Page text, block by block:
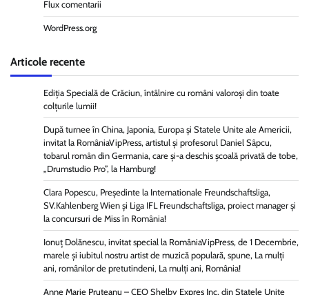
Flux comentarii
WordPress.org
Articole recente
Ediția Specială de Crăciun, întâlnire cu români valoroși din toate
colțurile lumii!
După turnee în China, Japonia, Europa și Statele Unite ale Americii,
invitat la RomâniaVipPress, artistul și profesorul Daniel Sâpcu,
tobarul român din Germania, care și-a deschis școală privată de tobe,
„Drumstudio Pro”, la Hamburg!
Clara Popescu, Președinte la Internationale Freundschaftsliga,
SV.Kahlenberg Wien şi Liga IFL Freundschaftsliga, proiect manager și
la concursuri de Miss în România!
Ionuț Dolănescu, invitat special la RomâniaVipPress, de 1 Decembrie,
marele și iubitul nostru artist de muzică populară, spune, La mulți
ani, românilor de pretutindeni, La mulți ani, România!
Anne Marie Pruteanu – CEO Shelby Expres Inc, din Statele Unite